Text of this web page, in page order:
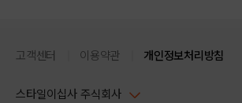
고객센터 이용약관 개인정보처리방침
스타일이십사 주식회사